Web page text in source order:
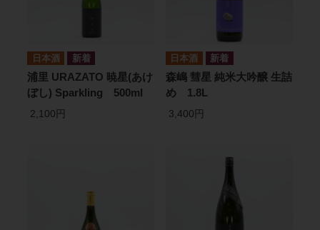
日本酒
浦里 URAZATO 暁星(あけ
ぼし) Sparkling 500ml
2,100円
日本酒
森嶋 彗星 純米大吟醸 生詰
め 1.8L
3,400円